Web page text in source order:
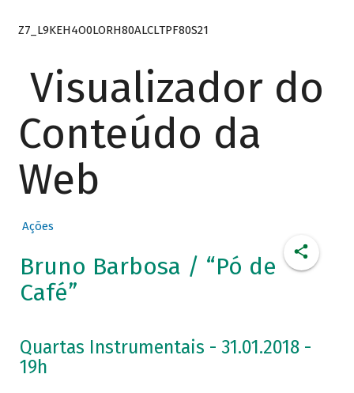
Z7_L9KEH4O0LORH80ALCLTPF80S21
Visualizador do
Conteúdo da
Web
Ações
Bruno Barbosa / “Pó de
Café”
Quartas Instrumentais - 31.01.2018 -
19h